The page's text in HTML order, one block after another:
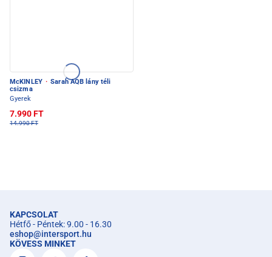
McKINLEY · Sarah AQB lány téli
csizma
Gyerek
7.990 FT
14.990 FT
KAPCSOLAT
Hétfő - Péntek: 9.00 - 16.30
eshop@intersport.hu
KÖVESS MINKET